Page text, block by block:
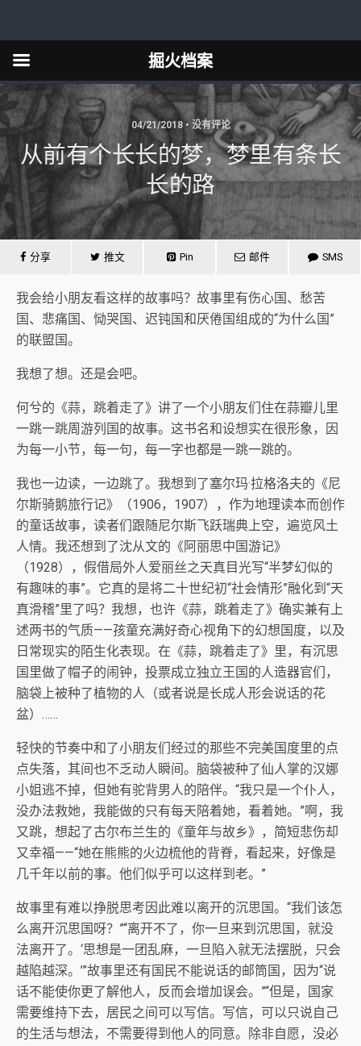
04/21/2018 • 没有评论
从前有个长长的梦，梦里有条长
长的路
分享 推文 Pin 邮件 SMS
我会给小朋友看这样的故事吗？故事里有伤心国、愁苦
国、悲痛国、恸哭国、迟钝国和厌倦国组成的“为什么国”
的联盟国。
我想了想。还是会吧。
何兮的《蒜，跳着走了》讲了一个小朋友们住在蒜瓣儿里
一跳一跳周游列国的故事。这书名和设想实在很形象，因
为每一小节，每一句，每一字也都是一跳一跳的。
我也一边读，一边跳了。我想到了塞尔玛·拉格洛夫的《尼
尔斯骑鹅旅行记》（1906，1907），作为地理读本而创作
的童话故事，读者们跟随尼尔斯飞跃瑞典上空，遍览风土
人情。我还想到了沈从文的《阿丽思中国游记》
（1928），假借局外人爱丽丝之天真目光写“半梦幻似的
有趣味的事”。它真的是将二十世纪初“社会情形”融化到“天
真滑稽”里了吗？我想，也许《蒜，跳着走了》确实兼有上
述两书的气质——孩童充满好奇心视角下的幻想国度，以及
日常现实的陌生化表现。在《蒜，跳着走了》里，有沉思
国里做了帽子的闹钟，投票成立独立王国的人造器官们，
脑袋上被种了植物的人（或者说是长成人形会说话的花
盆）……
轻快的节奏中和了小朋友们经过的那些不完美国度里的点
点失落，其间也不乏动人瞬间。脑袋被种了仙人掌的汉娜
小姐逃不掉，但她有驼背男人的陪伴。“我只是一个仆人，
没办法救她，我能做的只有每天陪着她，看着她。”啊，我
又跳，想起了古尔布兰生的《童年与故乡》，简短悲伤却
又幸福——“她在熊熊的火边梳他的背脊，看起来，好像是
几千年以前的事。他们似乎可以这样到老。”
故事里有难以挣脱思考因此难以离开的沉思国。“我们该怎
么离开沉思国呀？”“离开不了，你一旦来到沉思国，就没
法离开了。‘思想是一团乱麻，一旦陷入就无法摆脱，只会
越陷越深。’”故事里还有国民不能说话的邮筒国，因为“说
话不能使你更了解他人，反而会增加误会。”“但是，国家
需要维持下去，居民之间可以写信。写信，可以只说自己
的生活与想法，不需要得到他人的同意。除非自愿，没必
掘火档案